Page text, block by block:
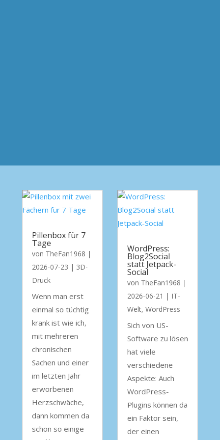
Pillenbox für 7
Tage
von TheFan1968 |
2026-07-23 | 3D-
Druck
Wenn man erst
einmal so tüchtig
krank ist wie ich,
mit mehreren
chronischen
Sachen und einer
im letzten Jahr
erworbenen
Herzschwäche,
dann kommen da
schon so einige
WordPress:
Blog2Social
statt Jetpack-
Social
von TheFan1968 |
2026-06-21 | IT-
Welt, WordPress
Sich von US-
Software zu lösen
hat viele
verschiedene
Aspekte: Auch
WordPress-
Plugins können da
ein Faktor sein,
der einen